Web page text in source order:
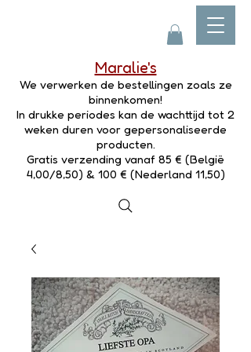
Maralie's
We verwerken de bestellingen zoals ze
binnenkomen!
In drukke periodes kan de wachttijd tot 2
weken duren voor gepersonaliseerde
producten.
Gratis verzending vanaf 85 € (België
4,00/8,50) & 100 € (Nederland 11,50)